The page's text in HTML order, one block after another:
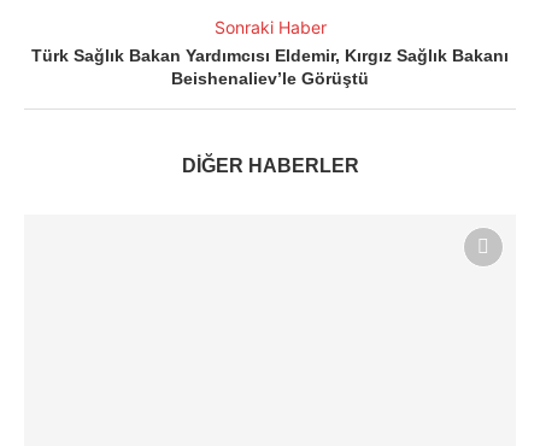
Sonraki Haber
Türk Sağlık Bakan Yardımcısı Eldemir, Kırgız Sağlık Bakanı
Beishenaliev’le Görüştü
DİĞER HABERLER